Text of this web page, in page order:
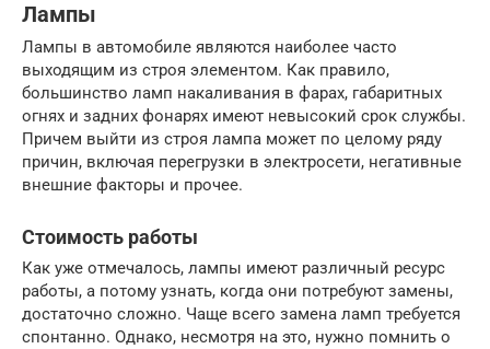
Лампы
Лампы в автомобиле являются наиболее часто
выходящим из строя элементом. Как правило,
большинство ламп накаливания в фарах, габаритных
огнях и задних фонарях имеют невысокий срок службы.
Причем выйти из строя лампа может по целому ряду
причин, включая перегрузки в электросети, негативные
внешние факторы и прочее.
Стоимость работы
Как уже отмечалось, лампы имеют различный ресурс
работы, а потому узнать, когда они потребуют замены,
достаточно сложно. Чаще всего замена ламп требуется
спонтанно. Однако, несмотря на это, нужно помнить о